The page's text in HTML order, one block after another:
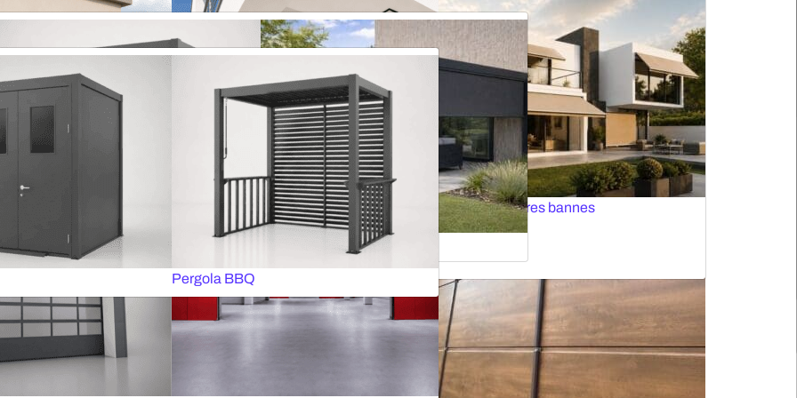
jour / nuit Stores pour fenêtres de toit Volets roulants
en bois motorisés MOTIONBLINDS Stores vénitiens en bois motorisés MOTIONBLINDS
fenêtres de toit Stores verticaux
SOMFY
Solutions intelligentes
Moustiquaires plissées Moustiquaires pour portes
motorisées
Portes industrielles Portes rapides
Toutes les stores bannes
BBQ Toutes les pergolas
Pergola BBQ
TISSUS POUR STORES CLASSIQUES